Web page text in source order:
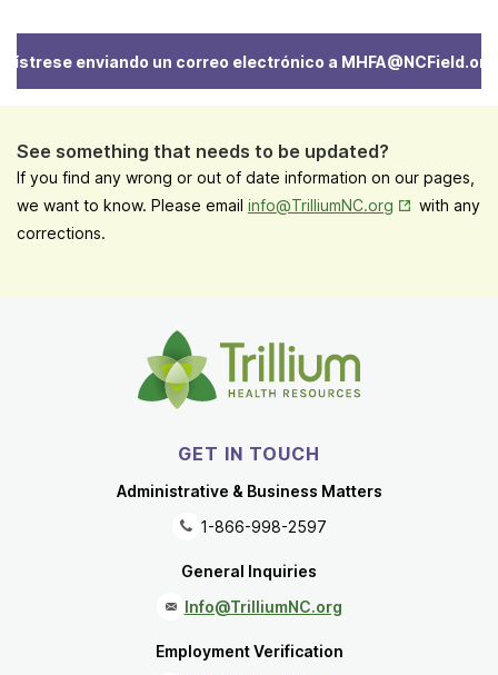
enviando un correo electrónico a MHFA@NCField.org
See something that needs to be updated?
If you find any wrong or out of date information on our pages,
we want to know. Please email info@TrilliumNC.org Opens in
with any
corrections.
GET IN TOUCH
Administrative & Business Matters
1-866-998-2597
General Inquiries
Info@TrilliumNC.org
Employment Verification